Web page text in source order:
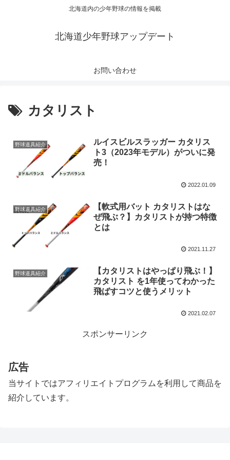
北海道内の少年野球の情報を掲載
北海道少年野球アップデート
お問い合わせ
カタリスト
野球道具紹介
ルイスビルスラッガー カタリス
ト3（2023年モデル）がついに発
売！
2022.01.09
野球道具紹介
【軟式用バット カタリストはな
ぜ飛ぶ？】カタリストが持つ特徴
とは
2021.11.27
野球道具紹介
【カタリストはやっぱり飛ぶ！】
カタリスト を1年使ってわかった
飛ばすコツと使うメリット
2021.02.07
スポンサーリンク
広告
当サイトではアフィリエイトプログラムを利用して商品を
紹介しています。